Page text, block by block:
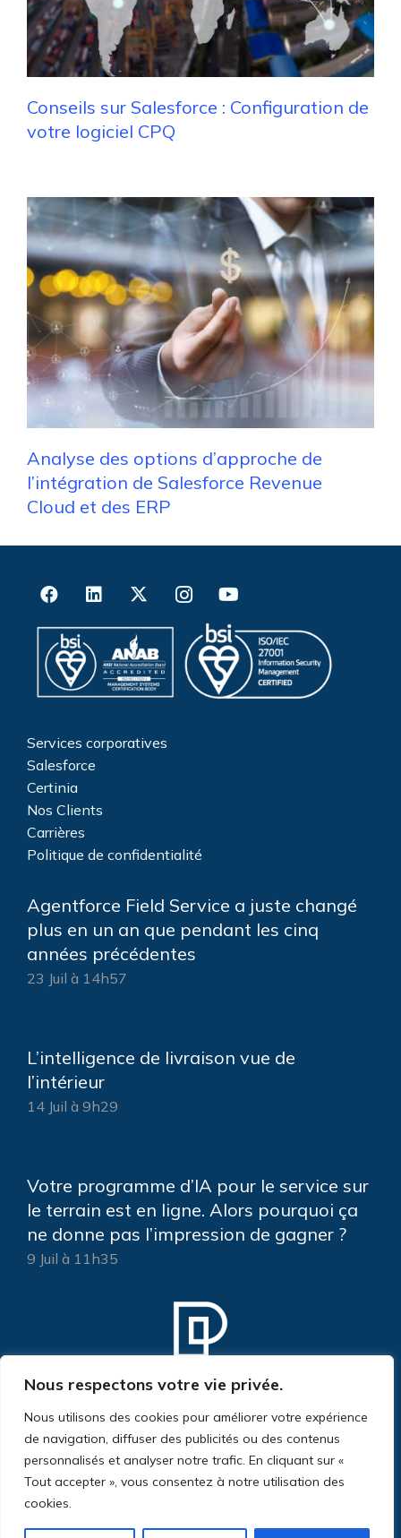
Nous respectons votre vie privée.
Nous utilisons des cookies pour améliorer votre expérience
de navigation, diffuser des publicités ou des contenus
personnalisés et analyser notre trafic. En cliquant sur «
Tout accepter », vous consentez à notre utilisation des
cookies.
Conseils sur Salesforce : Configuration de
votre logiciel CPQ
Analyse des options d’approche de
l’intégration de Salesforce Revenue
Cloud et des ERP
Services corporatives
Salesforce
Certinia
Nos Clients
Carrières
Politique de confidentialité
Agentforce Field Service a juste changé
plus en un an que pendant les cinq
années précédentes
23 Juil à 14h57
L’intelligence de livraison vue de
l’intérieur
14 Juil à 9h29
Votre programme d’IA pour le service sur
le terrain est en ligne. Alors pourquoi ça
ne donne pas l’impression de gagner ?
9 Juil à 11h35